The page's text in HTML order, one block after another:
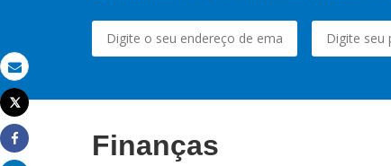
Email
Imprimir
Tweet
Share
Finanças